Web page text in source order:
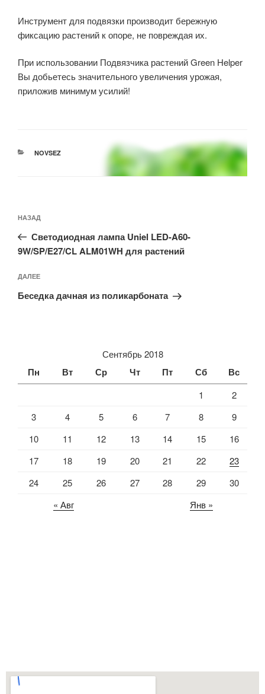
Инструмент для подвязки производит бережную
фиксацию растений к опоре, не повреждая их.
При использовании Подвязчика растений Green Helper
Вы добьетесь значительного увеличения урожая,
приложив минимум усилий!
NOVSEZ
НАЗАД
Светодиодная лампа Uniel LED-A60-
9W/SP/E27/CL ALM01WH для растений
ДАЛЕЕ
Беседка дачная из поликарбоната
Сентябрь 2018
Пн Вт Ср Чт Пт Сб Вс
1
2
3
4 5 6 7 8
9
10
11 12 13 14 15
16
17
18 19 20 21 22
23
24
25 26 27 28 29
30
« Авг
Янв »